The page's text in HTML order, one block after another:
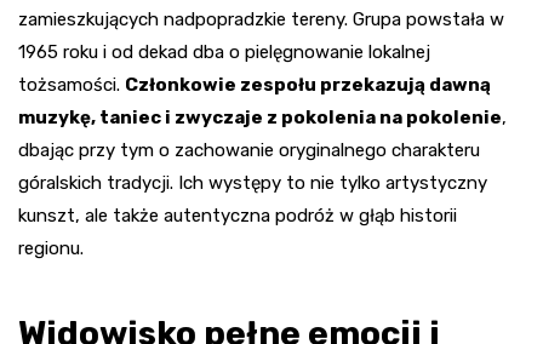
zamieszkujących nadpopradzkie tereny. Grupa powstała w
1965 roku i od dekad dba o pielęgnowanie lokalnej
tożsamości. Członkowie zespołu przekazują dawną
muzykę, taniec i zwyczaje z pokolenia na pokolenie,
dbając przy tym o zachowanie oryginalnego charakteru
góralskich tradycji. Ich występy to nie tylko artystyczny
kunszt, ale także autentyczna podróż w głąb historii
regionu.
Widowisko pełne emocji i